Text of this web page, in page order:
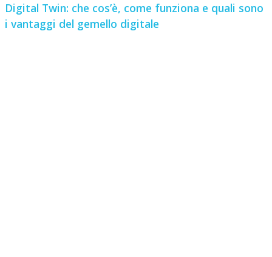
Digital Twin: che cos’è, come funziona e quali sono
i vantaggi del gemello digitale